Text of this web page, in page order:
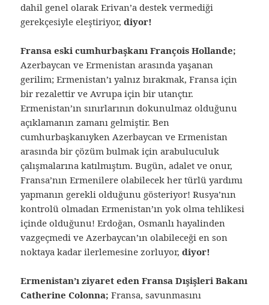
dahil genel olarak Erivan’a destek vermediği
gerekçesiyle eleştiriyor,diyor!
Fransa eski cumhurbaşkanı François Hollande;
Azerbaycan ve Ermenistan arasında yaşanan
gerilim; Ermenistan’ı yalnız bırakmak, Fransa için
bir rezalettir ve Avrupa için bir utançtır.
Ermenistan’ın sınırlarının dokunulmaz olduğunu
açıklamanın zamanı gelmiştir. Ben
cumhurbaşkanıyken Azerbaycan ve Ermenistan
arasında bir çözüm bulmak için arabuluculuk
çalışmalarına katılmıştım. Bugün, adalet ve onur,
Fransa’nın Ermenilere olabilecek her türlü yardımı
yapmanın gerekli olduğunu gösteriyor! Rusya’nın
kontrolü olmadan Ermenistan’ın yok olma tehlikesi
içinde olduğunu! Erdoğan, Osmanlı hayalinden
vazgeçmedi ve Azerbaycan’ın olabileceği en son
noktaya kadar ilerlemesine zorluyor,diyor!
Ermenistan’ı ziyaret eden Fransa Dışişleri Bakanı
Catherine Colonna;Fransa, savunmasını